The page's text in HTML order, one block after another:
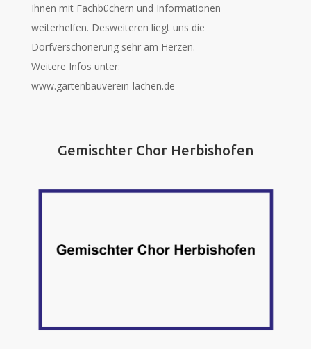
Ihnen mit Fachbüchern und Informationen
weiterhelfen. Desweiteren liegt uns die
Dorfverschönerung sehr am Herzen.
Weitere Infos unter:
www.gartenbauverein-lachen.de
Gemischter Chor Herbishofen